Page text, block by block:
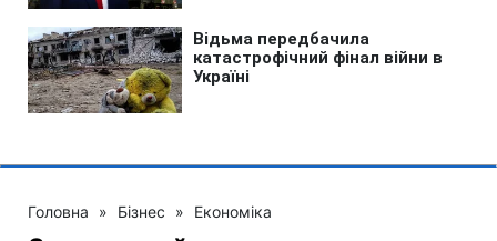
Головна » Бізнес » Економіка